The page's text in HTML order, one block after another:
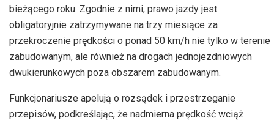
bieżącego roku. Zgodnie z nimi, prawo jazdy jest
obligatoryjnie zatrzymywane na trzy miesiące za
przekroczenie prędkości o ponad 50 km/h nie tylko w terenie
zabudowanym, ale również na drogach jednojezdniowych
dwukierunkowych poza obszarem zabudowanym.
Funkcjonariusze apelują o rozsądek i przestrzeganie
przepisów, podkreślając, że nadmierna prędkość wciąż